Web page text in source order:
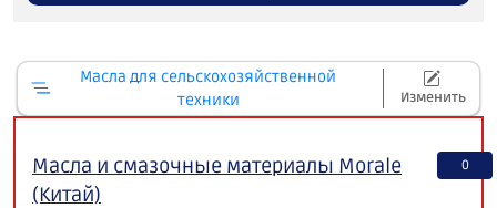
Масла для сельскохозяйственной
техники
Изменить
Масла и смазочные материалы Morale
(Китай)
0